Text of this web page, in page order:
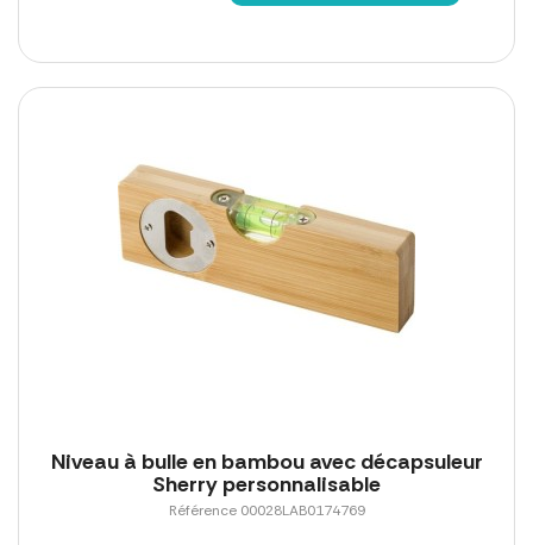
Niveau à bulle en bambou avec décapsuleur
Sherry personnalisable
Référence 00028LAB0174769